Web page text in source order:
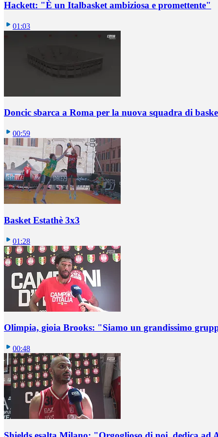
Hackett: "È un Italbasket ambiziosa e promettente"
01:03
Doncic sbarca a Roma per la nuova squadra di
00:59
Basket Estathè 3x3
01:28
Olimpia, gioia Brooks: "Siamo un grandissimo
00:48